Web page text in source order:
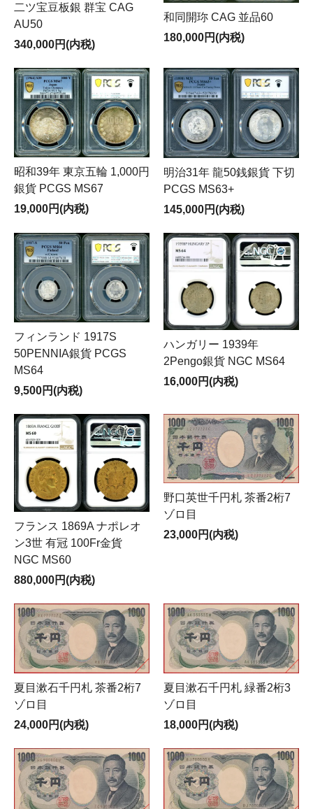
二ツ宝豆板銀 群宝 CAG
AU50
340,000円(内税)
和同開珎 CAG 並品60
180,000円(内税)
昭和39年 東京五輪 1,000円
銀貨 PCGS MS67
19,000円(内税)
明治31年 龍50銭銀貨 下切
PCGS MS63+
145,000円(内税)
フィンランド 1917S
50PENNIA銀貨 PCGS
MS64
9,500円(内税)
ハンガリー 1939年
2Pengo銀貨 NGC MS64
16,000円(内税)
フランス 1869A ナポレオ
ン3世 有冠 100Fr金貨
NGC MS60
880,000円(内税)
野口英世千円札 茶番2桁7
ゾロ目
23,000円(内税)
夏目漱石千円札 茶番2桁7
ゾロ目
24,000円(内税)
夏目漱石千円札 緑番2桁3
ゾロ目
18,000円(内税)